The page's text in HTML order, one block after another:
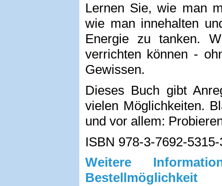
Lernen Sie, wie man
wie man innehalten
Energie zu tanken.
verrichten können -
Gewissen.
Dieses Buch gibt
vielen Möglichkeiten.
und vor allem:
ISBN 978-3-7692-
Weitere
Bestellmöglichkeit